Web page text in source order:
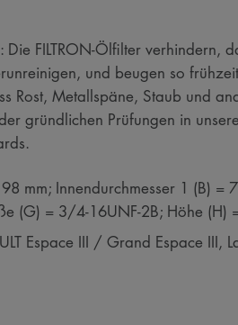
FILTRON-Ölfilter verhindern,
und beugen so
Rost, Metallspäne, Staub und
gründlichen Prüfungen in
mm; Innendurchmesser 1 (B) =
(G) = 3/4-16UNF-2B; Höhe (H)
Espace III / Grand Espace III,